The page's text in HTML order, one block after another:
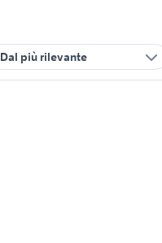
Dal più rilevante